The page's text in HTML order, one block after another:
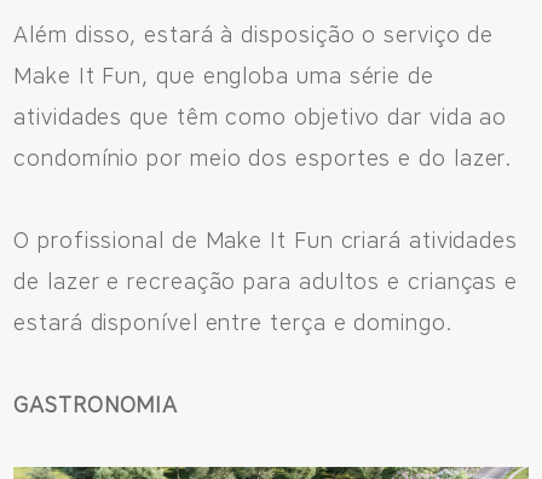
Além disso, estará à disposição o serviço de
Make It Fun, que engloba uma série de
atividades que têm como objetivo dar vida ao
condomínio por meio dos esportes e do lazer.
O profissional de Make It Fun criará atividades
de lazer e recreação para adultos e crianças e
estará disponível entre terça e domingo.
GASTRONOMIA